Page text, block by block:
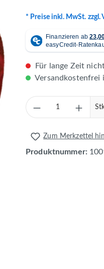
* Preise inkl. MwSt. zzgl.
Für lange Zeit
Versandkostenfrei
Produkt
Zum Merkzettel
Produktnummer: